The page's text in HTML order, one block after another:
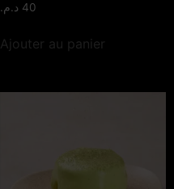
40 د.م.
Ajouter au panier